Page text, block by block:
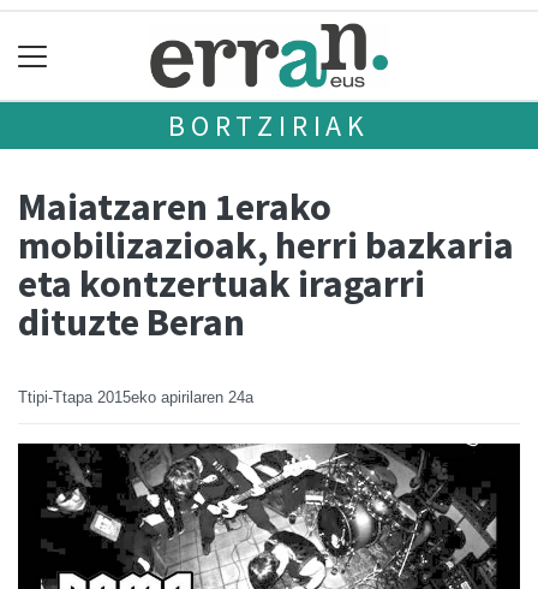
BORTZIRIAK
Maiatzaren 1erako
mobilizazioak, herri bazkaria
eta kontzertuak iragarri
dituzte Beran
Ttipi-Ttapa 2015eko apirilaren 24a